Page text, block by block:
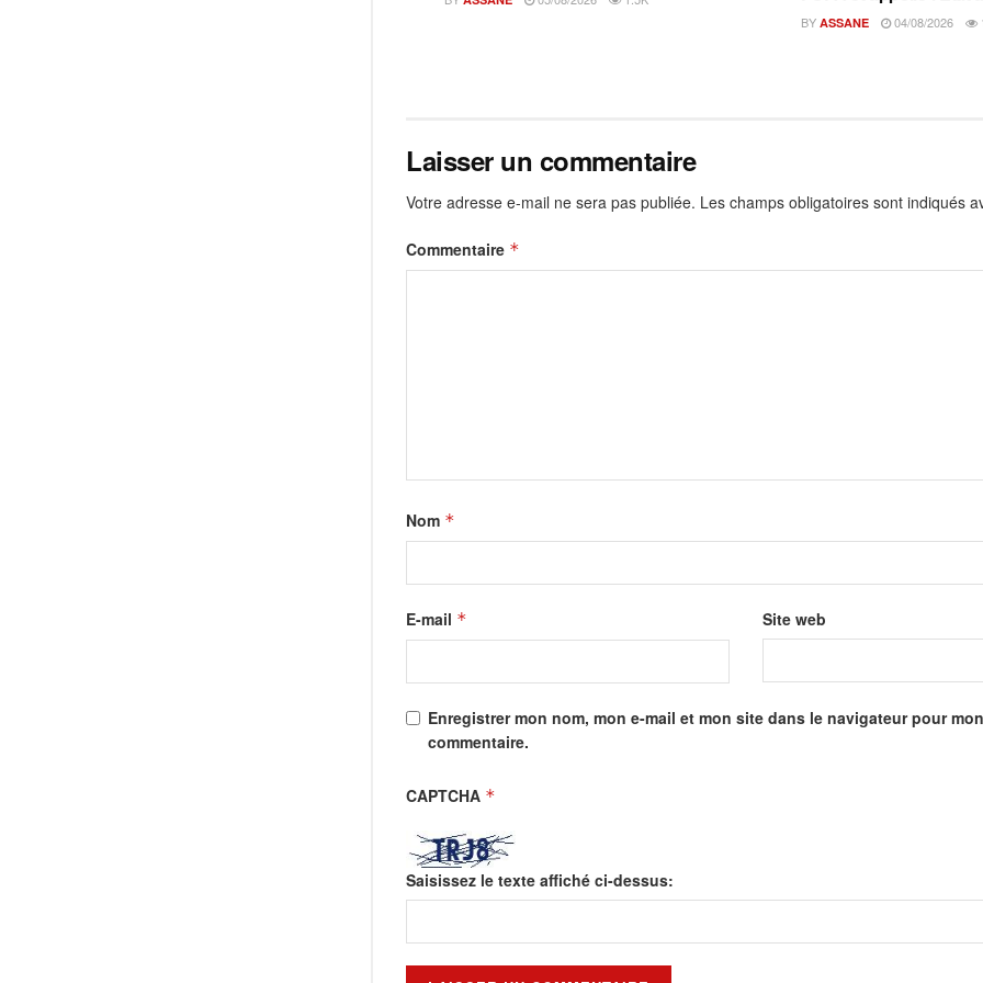
BY ASSANE 04/08/2026
Laisser un commentaire
Votre adresse e-mail ne sera pas publiée. Les champs obligatoires sont indiqués
Commentaire *
Nom *
E-mail * Site web
Enregistrer mon nom, mon e-mail et mon site dans le navigateur pour
commentaire.
CAPTCHA *
Saisissez le texte affiché ci-dessus: